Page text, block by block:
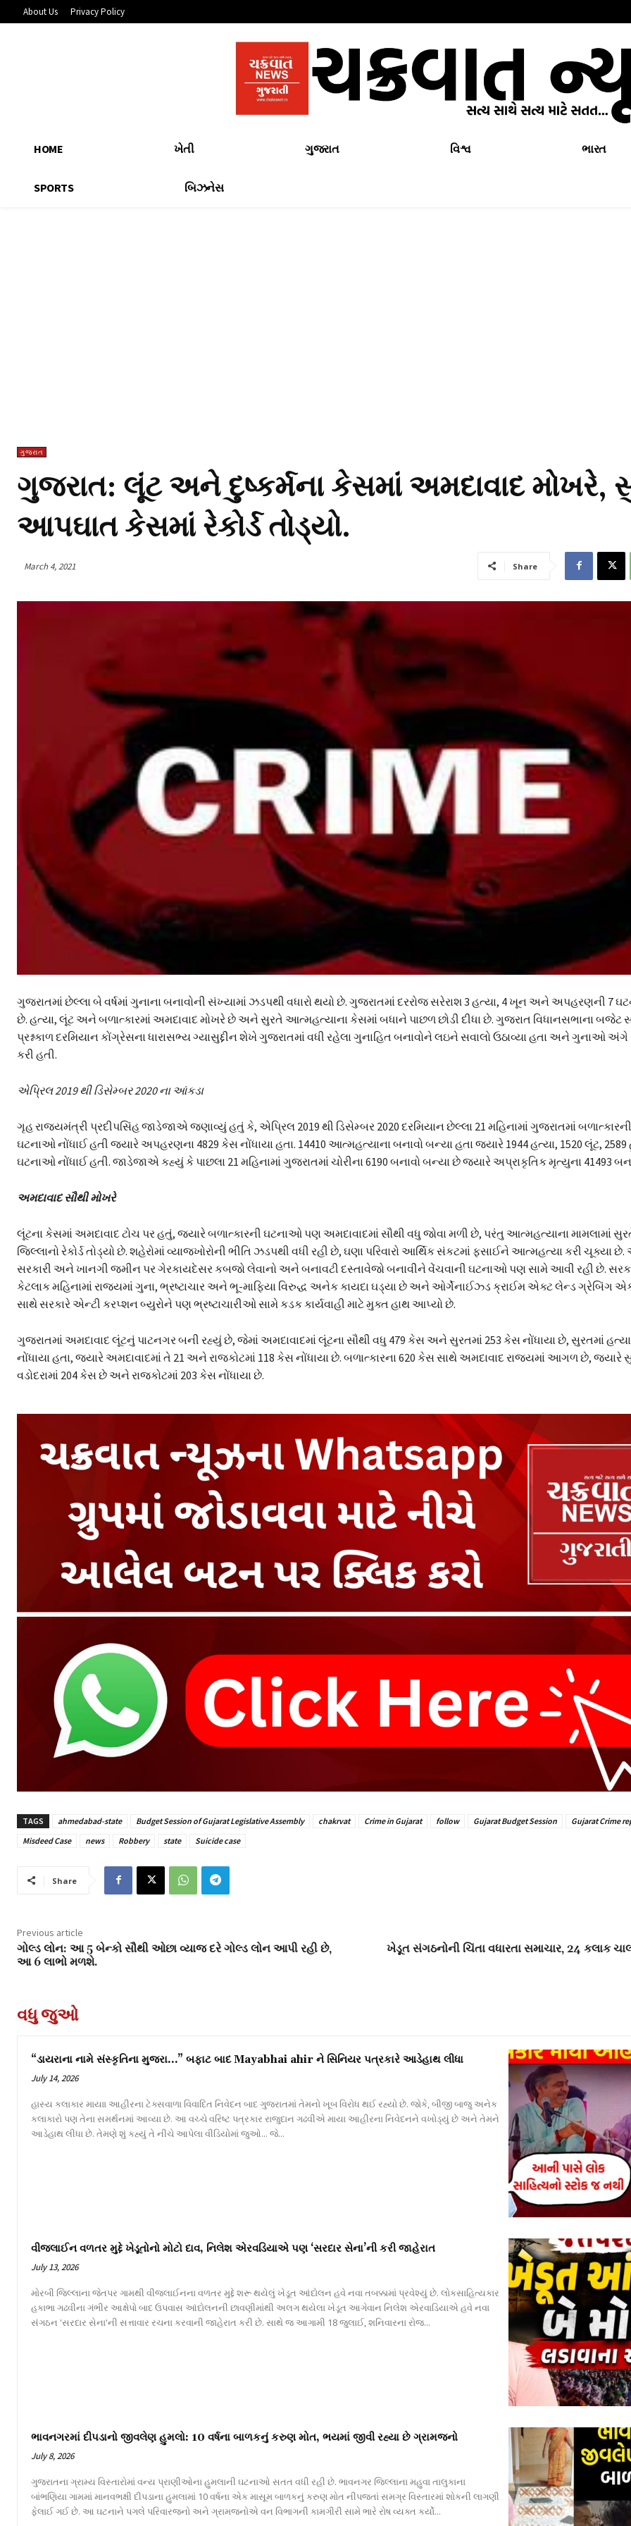
About Us Privacy Policy
HOME ખેતી ગુજરાત વિશ્વ ભારત
SPORTS બિઝનેસ
ગુજરાત
ગુજરાત: લૂંટ અને દુષ્કર્મના કેસમાં અમદાવાદ મોખરે,
આપઘાત કેસમાં રેકોર્ડ તોડ્યો.
March 4, 2021 Share
ગુજરાતમાં છેલ્લા બે વર્ષમાં ગુનાના બનાવોની સંખ્યામાં ઝડપથી વધારો થયો છે. ગુજરાતમાં દરરોજ સરેરાશ 3 હત્યા, 4 ખૂન અને અપહરણની 7
છે. હત્યા, લૂંટ અને બળાત્કારમાં અમદાવાદ મોખરે છે અને સુરતે આત્મહત્યાના કેસમાં બધાને પાછળ છોડી દીધા છે. ગુજરાત વિધાનસભાના બજેટ
પ્રશ્નકાળ દરમિયાન કોંગ્રેસના ધારાસભ્ય ગ્યાસુદ્દીન શેખે ગુજરાતમાં વધી રહેલા ગુનાહિત બનાવોને લઇને સવાલો ઉઠાવ્યા હતા અને ગુનાઓ અંગે
કરી હતી.
એપ્રિલ 2019 થી ડિસેમ્બર 2020 ના આંકડા
ગૃહ રાજ્યમંત્રી પ્રદીપસિંહ જાડેજાએ જણાવ્યું હતું કે, એપ્રિલ 2019 થી ડિસેમ્બર 2020 દરમિયાન છેલ્લા 21 મહિનામાં ગુજરાતમાં
ઘટનાઓ નોંધાઈ હતી જ્યારે અપહરણના 4829 કેસ નોંધાયા હતા. 14410 આત્મહત્યાના બનાવો બન્યા હતા જ્યારે 1944 હત્યા, 1520 લૂંટ,
ઘટનાઓ નોંધાઈ હતી. જાડેજાએ કહ્યું કે પાછલા 21 મહિનામાં ગુજરાતમાં ચોરીના 6190 બનાવો બન્યા છે જ્યારે અપ્રાકૃતિક મૃત્યુના 41493
અમદાવાદ સૌથી મોખરે
લૂંટના કેસમાં અમદાવાદ ટોચ પર હતું, જ્યારે બળાત્કારની ઘટનાઓ પણ અમદાવાદમાં સૌથી વધુ જોવા મળી છે, પરંતુ આત્મહત્યાના મામલામાં
જિલ્લાનો રેકોર્ડ તોડ્યો છે. શહેરોમાં વ્યાજખોરોની ભીતિ ઝડપથી વધી રહી છે, ઘણા પરિવારો આર્થિક સંકટમાં ફસાઈને આત્મહત્યા કરી ચૂક્યા
સરકારી અને ખાનગી જમીન પર ગેરકાયદેસર કબજો લેવાનો અને બનાવટી દસ્તાવેજો બનાવીને વેંચવાની ઘટનાઓ પણ સામે આવી રહી છે.
કેટલાક મહિનામાં રાજ્યમાં ગુના, ભ્રષ્ટાચાર અને ભૂ-માફિયા વિરુદ્ધ અનેક કાયદા ઘડ્યા છે અને ઓર્ગેનાઈઝ્ડ ક્રાઈમ એક્ટ લેન્ડ ગ્રેબિંગ
સાથે સરકારે એન્ટી કરપ્શન બ્યુરોને પણ ભ્રષ્ટાચારીઓ સામે કડક કાર્યવાહી માટે મુક્ત હાથ આપ્યો છે.
ગુજરાતમાં અમદાવાદ લૂંટનું પાટનગર બની રહ્યું છે, જેમાં અમદાવાદમાં લૂંટના સૌથી વધુ 479 કેસ અને સુરતમાં 253 કેસ નોંધાયા છે, સુરતમાં
નોંધાયા હતા, જ્યારે અમદાવાદમાં તે 21 અને રાજકોટમાં 118 કેસ નોંધાયા છે. બળાત્કારના 620 કેસ સાથે અમદાવાદ રાજ્યમાં આગળ છે, જ્યારે
વડોદરામાં 204 કેસ છે અને રાજકોટમાં 203 કેસ નોંધાયા છે.
TAGS ahmedabad-state Budget Session of Gujarat Legislative Assembly chakrvat Crime in Gujarat follow Gujarat Budget Session
Gujarat Crime
Misdeed Case
news Robbery state Suicide case
Share
Previous article
ગોલ્ડ લોન: આ 5 બેન્કો સૌથી ઓછા વ્યાજ દરે ગોલ્ડ લોન આપી રહી છે,
આ 6 લાભો મળશે.
ખેડૂત સંગઠનોની ચિંતા વધારતા સમાચાર, 24 કલાક
વધુ જુઓ
“ડાયરાના નામે સંસ્કૃતિના મુજરા…” બફાટ બાદ Mayabhai ahir ને સિનિયર પત્રકારે આડેહાથ લીધા
July 14, 2026
હાસ્ય કલાકાર માયાા આહીરના ટેક્સવાળા વિવાદિત નિવેદન બાદ ગુજરાતમાં તેમનો ખૂબ વિરોધ થઈ રહ્યો છે. જોકે, બીજી બાજુ અનેક
કલાકારો પણ તેના સમર્થનમાં આવ્યા છે. આ વચ્ચે વરિષ્ટ પત્રકાર રાજુદાન ગઢવીએ માયા આહીરના નિવેદનને વખોડ્યું છે અને તેમને
આડેહાથ લીધા છે. તેમણે શું કહ્યું તે નીચે આપેલા વીડિયોમાં જુઓ... જે...
વીજલાઈન વળતર મુદ્દે ખેડૂતોનો મોટો દાવ, નિલેશ એરવડિયાએ પણ ‘સરદાર સેના’ની કરી જાહેરાત
July 13, 2026
મોરબી જિલ્લાના જેતપર ગામથી વીજલાઈનના વળતર મુદ્દે શરૂ થયેલું ખેડૂત આંદોલન હવે નવા તબક્કામાં પ્રવેશ્યું છે. લોકસાહિત્યકાર
હકાભા ગઢવીના ગંભીર આક્ષેપો બાદ ઉપવાસ આંદોલનની છાવણીમાંથી અલગ થયેલા ખેડૂત આગેવાન નિલેશ એરવાડિયાએ હવે નવા
સંગઠન 'સરદાર સેના'ની સત્તાવાર રચના કરવાની જાહેરાત કરી છે. સાથે જ આગામી 18 જુલાઈ, શનિવારના રોજ...
ભાવનગરમાં દીપડાનો જીવલેણ હુમલો: 10 વર્ષના બાળકનું કરુણ મોત, ભયમાં જીવી રહ્યા છે ગ્રામજનો
July 8, 2026
ગુજરાતના ગ્રામ્ય વિસ્તારોમાં વન્ય પ્રાણીઓના હુમલાની ઘટનાઓ સતત વધી રહી છે. ભાવનગર જિલ્લાના મહુવા તાલુકાના
બાંભણિયા ગામમાં માનવભક્ષી દીપડાના હુમલામાં 10 વર્ષના એક માસૂમ બાળકનું કરુણ મોત નીપજતાં સમગ્ર વિસ્તારમાં શોકની લાગણી
ફેલાઈ ગઈ છે. આ ઘટનાને પગલે પરિવારજનો અને ગ્રામજનોએ વન વિભાગની કામગીરી સામે ભારે રોષ વ્યક્ત કર્યો...